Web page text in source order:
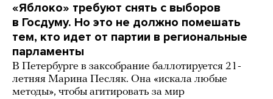
«Яблоко» требуют снять с выборов
в Госдуму. Но это не должно помешать
тем, кто идет от партии в региональные
парламенты
В Петербурге в заксобрание баллотируется 21-
летняя Марина Песляк. Она «искала любые
методы», чтобы агитировать за мир